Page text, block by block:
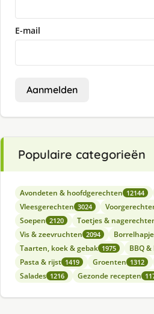
E-mail
Aanmelden
Populaire categorieën
Avondeten & hoofdgerechten 12144
Vleesgerechten 3024
Soepen 2120 Toetjes &
Vis & zeevruchten 2094
Taarten, koek & gebak 1975 BBQ
Pasta & rijst 1419 Groenten 1312
Salades 1216 Gezonde recepten